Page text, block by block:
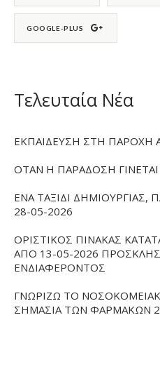
GOOGLE-PLUS
Τελευταία Νέα
ΕΚΠΑΙΔΕΥΣΗ ΣΤΗ ΠΑΡΟΧΗ
ΟΤΑΝ Η ΠΑΡΑΔΟΣΗ ΓΙΝΕΤΑΙ
ΕΝΑ ΤΑΞΙΔΙ
28-05-2026
ΟΡΙΣΤΙΚΟΣ ΠΙΝΑΚΑΣ
ΑΠΟ 13-05-2026
ΕΝΔΙΑΦΕΡΟΝΤΟΣ
ΓΝΩΡΙΖΩ ΤΟ
ΣΗΜΑΣΙΑ ΤΩΝ ΦΑΡΜΑΚΩΝ